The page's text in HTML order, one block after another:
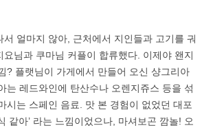
서 얼마지 않아, 근처에서 지인들과 고기를 궈
요님과 쿠마님 커플이 합류했다. 이제야 왠지
? 플랫님이 가게에서 만들어 오신 샹그리아
는 레드와인에 탄산수나 오렌지쥬스 등을 섞
시는 스페인 음료. 맛 본 경험이 없었던 대포
같아’ 라는 느낌이었으나, 마셔보곤 깜놀! 오